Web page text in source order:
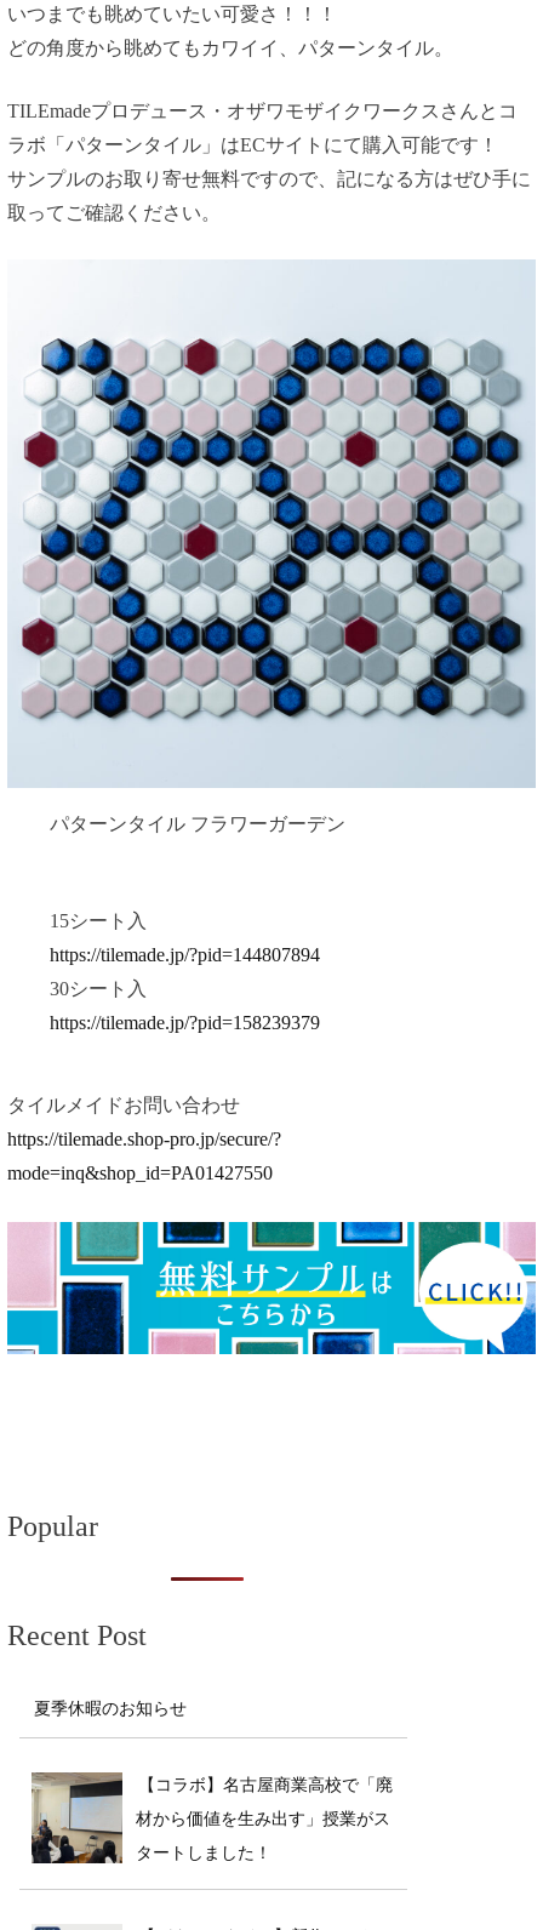
いつまでも眺めていたい可愛さ！！！
どの角度から眺めてもカワイイ、パターンタイル。
TILEmadeプロデュース・オザワモザイクワークスさんとコ
ラボ「パターンタイル」はECサイトにて購入可能です！
サンプルのお取り寄せ無料ですので、記になる方はぜひ手に
取ってご確認ください。
パターンタイル フラワーガーデン
15シート入
https://tilemade.jp/?pid=144807894
30シート入
https://tilemade.jp/?pid=158239379
タイルメイドお問い合わせ
https://tilemade.shop-pro.jp/secure/?
mode=inq&shop_id=PA01427550
稿
ナ
Popular
Recent Post
夏季休暇のお知らせ
【コラボ】名古屋商業高校で「廃
材から価値を生み出す」授業がス
タートしました！